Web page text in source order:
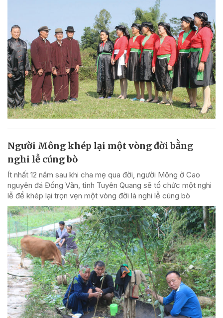
Người Mông khép lại một vòng đời bằng
nghi lễ cúng bò
Ít nhất 12 năm sau khi cha mẹ qua đời, người Mông ở Cao
nguyên đá Đồng Văn, tỉnh Tuyên Quang sẽ tổ chức một nghi
lễ để khép lại trọn vẹn một vòng đời là nghi lễ cúng bò